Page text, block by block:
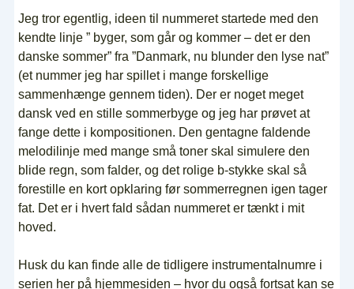
Jeg tror egentlig, ideen til nummeret startede med den
kendte linje ” byger, som går og kommer – det er den
danske sommer” fra ”Danmark, nu blunder den lyse nat”
(et nummer jeg har spillet i mange forskellige
sammenhænge gennem tiden). Der er noget meget
dansk ved en stille sommerbyge og jeg har prøvet at
fange dette i kompositionen. Den gentagne faldende
melodilinje med mange små toner skal simulere den
blide regn, som falder, og det rolige b-stykke skal så
forestille en kort opklaring før sommerregnen igen tager
fat. Det er i hvert fald sådan nummeret er tænkt i mit
hoved.
Husk du kan finde alle de tidligere instrumentalnumre i
serien her på hjemmesiden – hvor du også fortsat kan se